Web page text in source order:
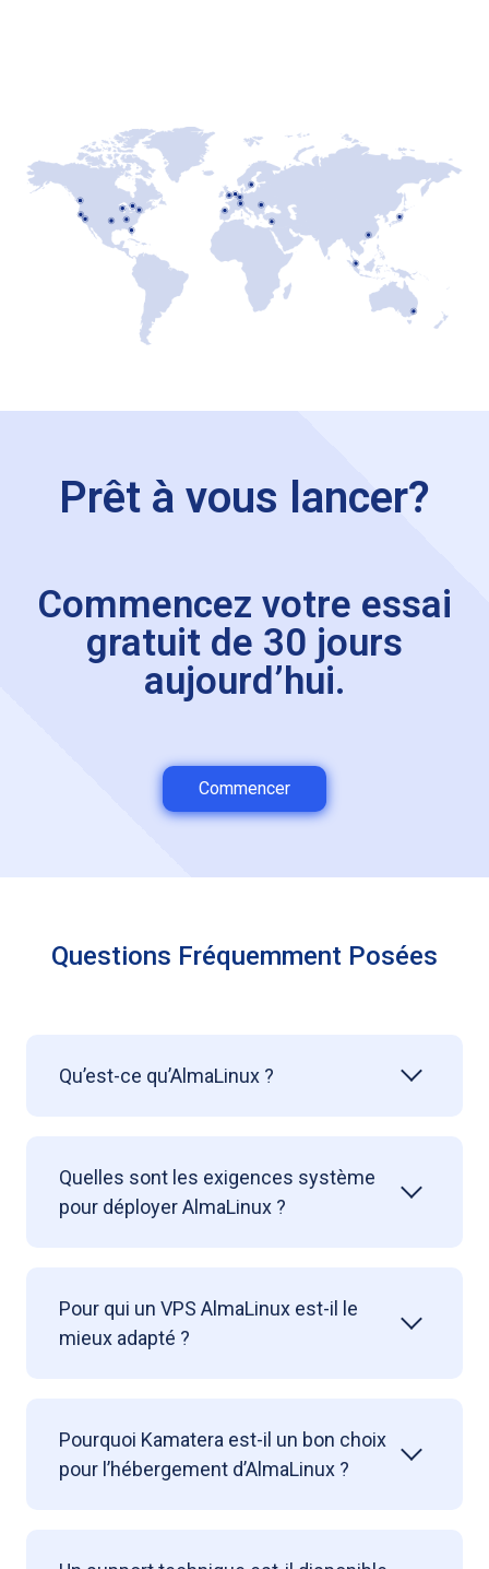
Prêt à vous lancer?
Commencez votre essai
gratuit de 30 jours
aujourd’hui.
Commencer
Questions Fréquemment Posées
Qu’est-ce qu’AlmaLinux ?
Quelles sont les exigences système
pour déployer AlmaLinux ?
Pour qui un VPS AlmaLinux est-il le
mieux adapté ?
Pourquoi Kamatera est-il un bon choix
pour l’hébergement d’AlmaLinux ?